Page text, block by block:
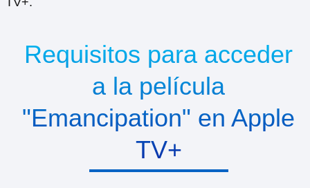
Requisitos para acceder
a la película
"Emancipation" en Apple
TV+